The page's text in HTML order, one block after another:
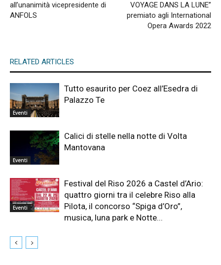
all’unanimità vicepresidente di
ANFOLS
VOYAGE DANS LA LUNE”
premiato agli International
Opera Awards 2022
RELATED ARTICLES
Eventi
Tutto esaurito per Coez all’Esedra di
Palazzo Te
Eventi
Calici di stelle nella notte di Volta
Mantovana
Eventi
Festival del Riso 2026 a Castel d’Ario:
quattro giorni tra il celebre Riso alla
Pilota, il concorso “Spiga d’Oro”,
musica, luna park e Notte...